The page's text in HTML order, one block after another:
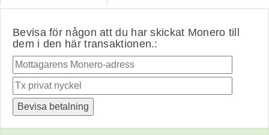
Bevisa för någon att du har skickat Monero till
dem i den här transaktionen.: